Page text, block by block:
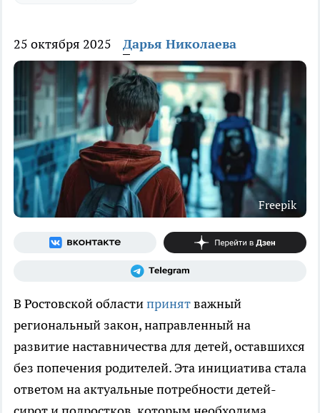
25 октября 2025 Дарья Николаева
Freepik
В Ростовской областипринятважный
региональный закон, направленный на
развитие наставничества для детей, оставшихся
без попечения родителей. Эта инициатива стала
ответом на актуальные потребности детей-